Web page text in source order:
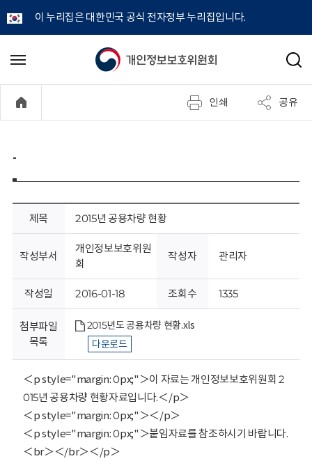
이 누리집은 대한민국 공식 전자정부 누리집입니다.
개
정
보
호
위
원
회
메
기
검
인쇄 공유
-
제목 2015년 공용차량 현황
작성부서
개인정보보호위원
회
작성자 관리자
작성일 2016-01-18 조회수 1335
첨부파일
목록
2015년도 공용차량 현황.xls
다운로드
＜p style="margin: 0px;"＞이 자료는 개인정보보호위원회 2
015년 공용차량 현황자료입니다.＜/p＞
＜p style="margin: 0px;"＞＜/p＞
＜p style="margin: 0px;"＞붙임자료를 참조하시기 바랍니다.
＜br＞＜/br＞＜/p＞